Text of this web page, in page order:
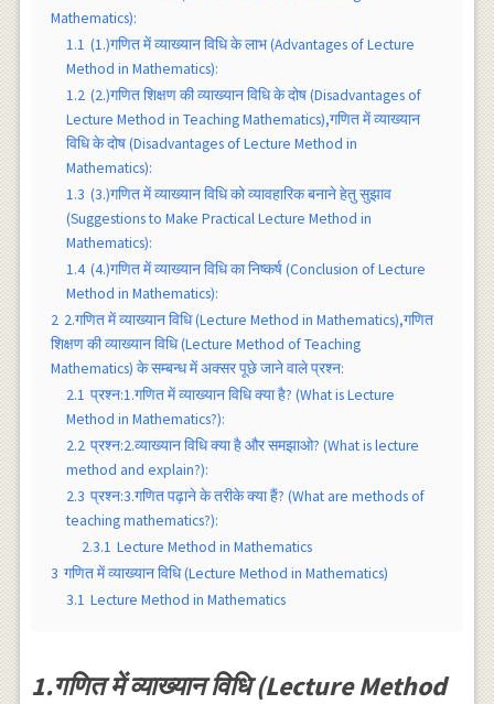
Mathematics):
1.1 (1.)गणित में व्याख्यान विधि के लाभ (Advantages of Lecture
Method in Mathematics):
1.2 (2.)गणित शिक्षण की व्याख्यान विधि के दोष (Disadvantages of
Lecture Method in Teaching Mathematics),गणित में व्याख्यान
विधि के दोष (Disadvantages of Lecture Method in
Mathematics):
1.3 (3.)गणित में व्याख्यान विधि को व्यावहारिक बनाने हेतु सुझाव
(Suggestions to Make Practical Lecture Method in
Mathematics):
1.4 (4.)गणित में व्याख्यान विधि का निष्कर्ष (Conclusion of Lecture
Method in Mathematics):
2 2.गणित में व्याख्यान विधि (Lecture Method in Mathematics),गणित
शिक्षण की व्याख्यान विधि (Lecture Method of Teaching
Mathematics) के सम्बन्ध में अक्सर पूछे जाने वाले प्रश्न:
2.1 प्रश्न:1.गणित में व्याख्यान विधि क्या है? (What is Lecture
Method in Mathematics?):
2.2 प्रश्न:2.व्याख्यान विधि क्या है और समझाओ? (What is lecture
method and explain?):
2.3 प्रश्न:3.गणित पढ़ाने के तरीके क्या हैं? (What are methods of
teaching mathematics?):
2.3.1 Lecture Method in Mathematics
3 गणित में व्याख्यान विधि (Lecture Method in Mathematics)
3.1 Lecture Method in Mathematics
1.गणित में व्याख्यान विधि (Lecture Method